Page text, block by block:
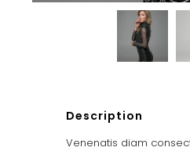
Description
Venenatis diam